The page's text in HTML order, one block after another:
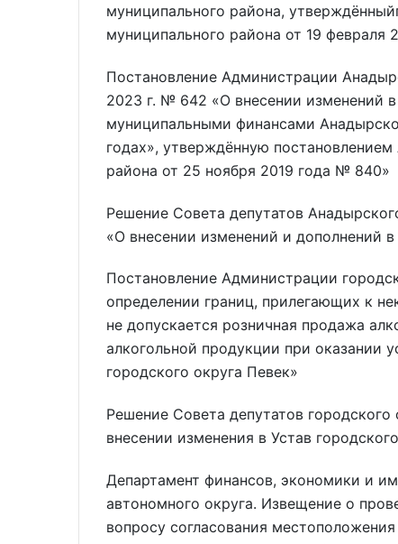
муниципального района,
муниципального района от 19 февраля
Постановление Администрации
2023 г. № 642 «О внесении изменений
муниципальными финансами
годах», утверждённую
района от 25 ноября 2019 года № 840»
Решение Совета депутатов
«О внесении изменений и дополнений
Постановление Администрации
определении границ, прилегающих к
не допускается розничная продажа
алкогольной продукции при оказании
городского округа Певек»
Решение Совета депутатов
внесении изменения в Устав
Департамент финансов, экономики и
автономного округа. Извещение о
вопросу согласования